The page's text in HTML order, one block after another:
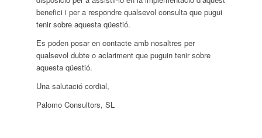
benefici i per a respondre qualsevol consulta que pugui
tenir sobre aquesta qüestió.
Es poden posar en contacte amb nosaltres per
qualsevol dubte o aclariment que puguin tenir sobre
aquesta qüestió.
Una salutació cordial,
Palomo Consultors, SL